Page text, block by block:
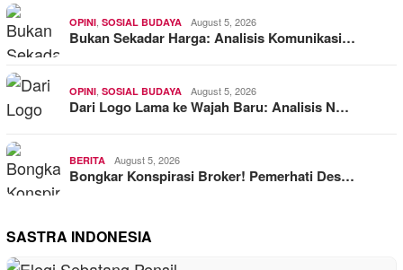
OPINI SOSIAL BUDAYA August 5, 2026
Bukan Sekadar Harga: Analisis Komunikasi…
OPINI SOSIAL BUDAYA August 5, 2026
Dari Logo Lama ke Wajah Baru: Analisis N…
BERITA August 5, 2026
Bongkar Konspirasi Broker! Pemerhati Des…
SASTRA INDONESIA